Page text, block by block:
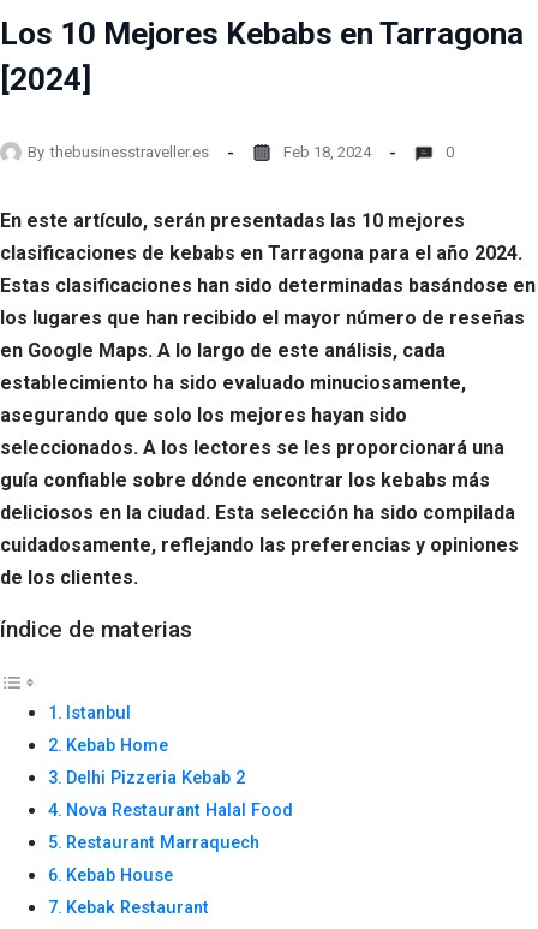
Los 10 Mejores Kebabs en Tarragona
[2024]
By thebusinesstraveller.es Feb 18, 2024 0
En este artículo, serán presentadas las 10 mejores
clasificaciones de kebabs en Tarragona para el año 2024.
Estas clasificaciones han sido determinadas basándose en
los lugares que han recibido el mayor número de reseñas
en Google Maps. A lo largo de este análisis, cada
establecimiento ha sido evaluado minuciosamente,
asegurando que solo los mejores hayan sido
seleccionados. A los lectores se les proporcionará una
guía confiable sobre dónde encontrar los kebabs más
deliciosos en la ciudad. Esta selección ha sido compilada
cuidadosamente, reflejando las preferencias y opiniones
de los clientes.
índice de materias
Istanbul
Kebab Home
Delhi Pizzeria Kebab 2
Nova Restaurant Halal Food
Restaurant Marraquech
Kebab House
Kebak Restaurant